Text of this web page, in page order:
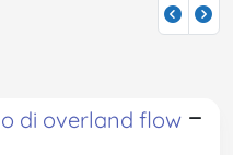
di overland flow